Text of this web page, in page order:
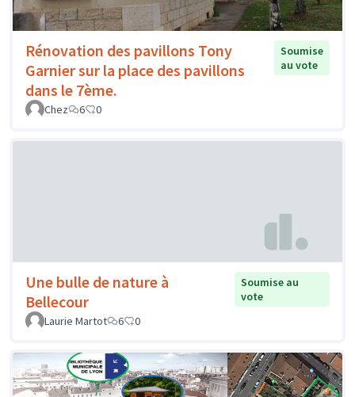
Rénovation des pavillons Tony
Garnier sur la place des pavillons
dans le 7ème.
Soumise
au vote
Chez 6 0
Une bulle de nature à
Bellecour
Soumise au
vote
Laurie Martot
6 0